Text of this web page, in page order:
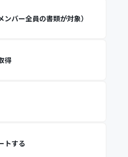
ンバー全員の書類が対象）
得
トする